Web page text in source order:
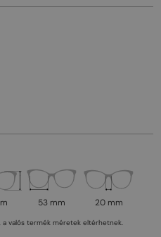
53 mm 20 mm
valós termék méretek eltérhetnek.